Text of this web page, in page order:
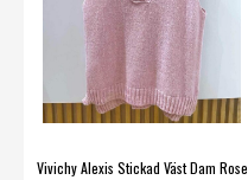
Vivichy Alexis Stickad Väst Dam Rose